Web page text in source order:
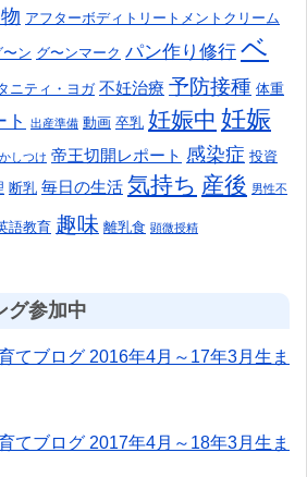
アフターボディトリートメントクリーム
〜ン グ〜ンマーク パン作り修行 ベ
ニティ・ヨガ 不妊治療 予防接種 体重
ト 出産準備 動画 卒乳 妊娠中 妊娠
しつけ 帝王切開レポート 感染症 投資
断乳 毎日の生活 気持ち 産後 男性不
語教育 趣味 離乳食 顕微授精
グ参加中